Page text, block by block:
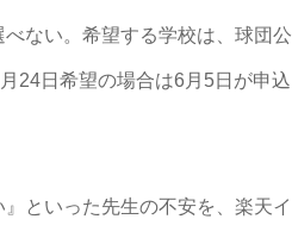
ない。希望する学校は、球団公
24日希望の場合は6月5日が申込
といった先生の不安を、楽天イ